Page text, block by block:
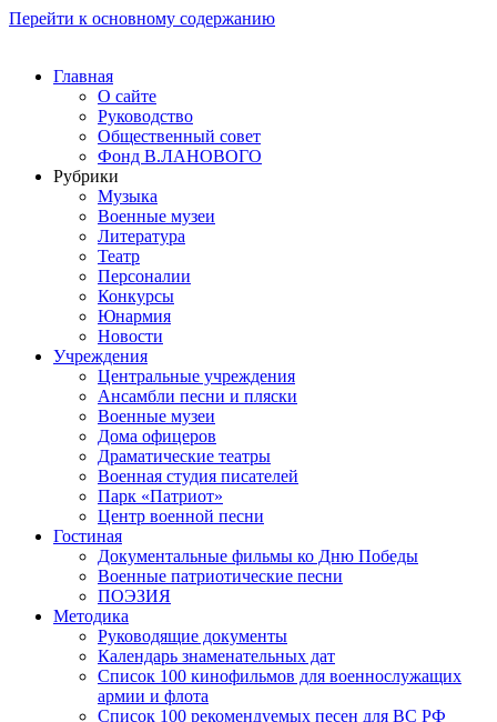
Перейти к основному содержанию
Главная
О сайте
Руководство
Общественный совет
Фонд В.ЛАНОВОГО
Рубрики
Музыка
Военные музеи
Литература
Театр
Персоналии
Конкурсы
Юнармия
Новости
Учреждения
Центральные учреждения
Ансамбли песни и пляски
Военные музеи
Дома офицеров
Драматические театры
Военная студия писателей
Парк «Патриот»
Центр военной песни
Гостиная
Документальные фильмы ко Дню Победы
Военные патриотические песни
ПОЭЗИЯ
Методика
Руководящие документы
Календарь знаменательных дат
Список 100 кинофильмов для военнослужащих
армии и флота
Список 100 рекомендуемых песен для ВС РФ